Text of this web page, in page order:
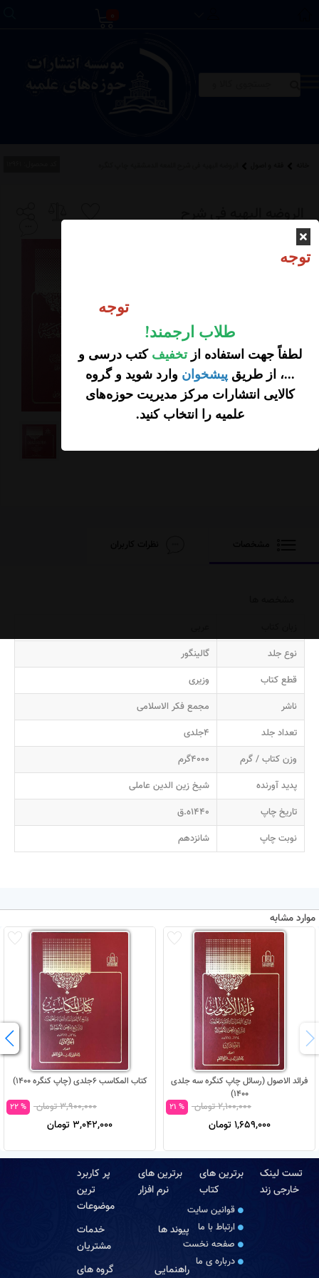
توجه
توجه
طلاب ارجمند!
لطفاً جهت استفاده از تخفیف کتب درسی و
...، از طریق پیشخوان وارد شوید و گروه
کالایی انتشارات مرکز مدیریت حوزه‌های
علمیه را انتخاب کنید.
الروضه البهیه فی شرح
اللمعه الدمشقیه چاپ
کنگره
2,780,000
تومان
2,168,400 تومان
افزودن محصول به
نوع جلد
گالینگور
قطع کتاب
وزیری
ناشر
مجمع فکر الاسلامی
تعداد جلد
4جلدی
وزن کتاب / گرم
4000گرم
پدید آورنده
شیخ زین الدین عاملی
تاریخ چاپ
1440ه.ق
نوبت چاپ
شانزدهم
موارد مشابه
فرائد الاصول (رسائل چاپ کنگره سه جلدی
1400)
2,100,000 تومان % 21
1,659,000 تومان
کتاب المکاسب 6جلدی (چاپ کنگره 1400)
3,900,000 تومان % 22
3,042,000 تومان
تست لینک
خارجی زند
برترین های
کتاب
قوانین سایت
ارتباط با ما
صفحه نخست
درباره‏ ی ما
برترین های
نرم افزار
پر کاربرد
ترین
موضوعات
پیوند ها
خدمات
مشتریان
راهنمایی
گروه های